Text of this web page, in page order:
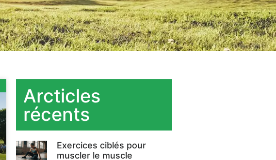
Arcticles
récents
Exercices ciblés pour
muscler le muscle